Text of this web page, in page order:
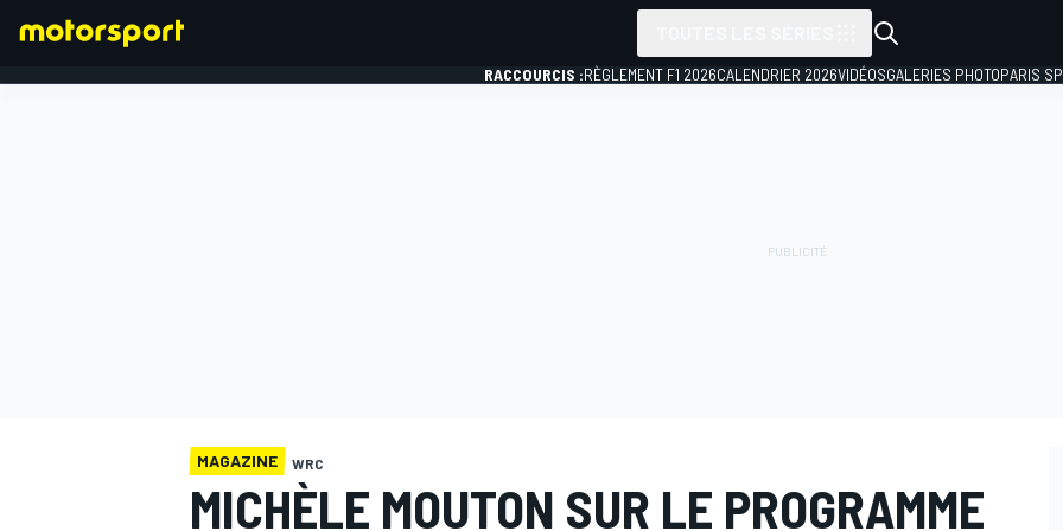
RACCOURCIS :RÈGLEMENT F1 2026CALENDRIER 2026VIDÉOSGALERIES PHOTOPARIS
MAGAZINE WRC
MICHÈLE MOUTON SUR LE PROGRAMME